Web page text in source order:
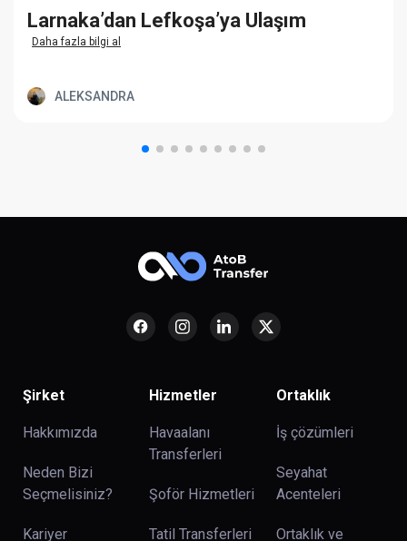
Larnaka’dan Lefkoşa’ya Ulaşım
Daha fazla bilgi al
ALEKSANDRA
Şirket
Hakkımızda
Neden Bizi
Seçmelisiniz?
Kariyer
Hizmetler
Havaalanı
Transferleri
Şoför Hizmetleri
Tatil Transferleri
Ortaklık
İş çözümleri
Seyahat
Acenteleri
Ortaklık ve